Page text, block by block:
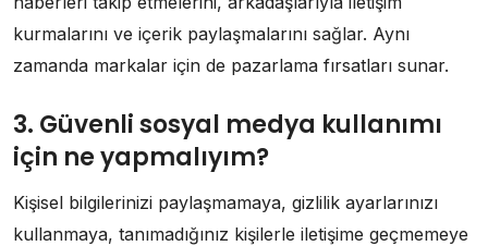
kurmalarını ve içerik paylaşmalarını sağlar. Aynı
zamanda markalar için de pazarlama fırsatları sunar.
3. Güvenli sosyal medya kullanımı
için ne yapmalıyım?
Kişisel bilgilerinizi paylaşmamaya, gizlilik ayarlarınızı
kullanmaya, tanımadığınız kişilerle iletişime geçmemeye